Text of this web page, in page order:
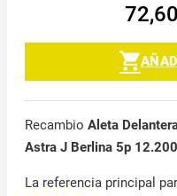
72,60
Recambio Aleta
Astra J Berlina 5p
La referencia principal